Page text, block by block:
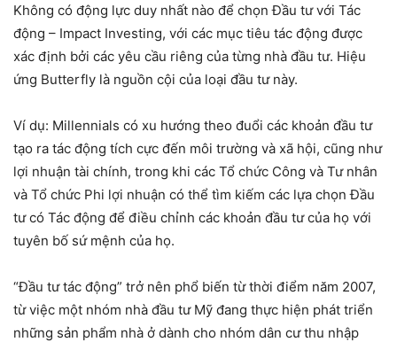
Không có động lực duy nhất nào để chọn Đầu tư với Tác
động – Impact Investing, với các mục tiêu tác động được
xác định bởi các yêu cầu riêng của từng nhà đầu tư. Hiệu
ứng Butterfly là nguồn cội của loại đầu tư này.
Ví dụ: Millennials có xu hướng theo đuổi các khoản đầu tư
tạo ra tác động tích cực đến môi trường và xã hội, cũng như
lợi nhuận tài chính, trong khi các Tổ chức Công và Tư nhân
và Tổ chức Phi lợi nhuận có thể tìm kiếm các lựa chọn Đầu
tư có Tác động để điều chỉnh các khoản đầu tư của họ với
tuyên bố sứ mệnh của họ.
“Đầu tư tác động” trở nên phổ biến từ thời điểm năm 2007,
từ việc một nhóm nhà đầu tư Mỹ đang thực hiện phát triển
những sản phẩm nhà ở dành cho nhóm dân cư thu nhập